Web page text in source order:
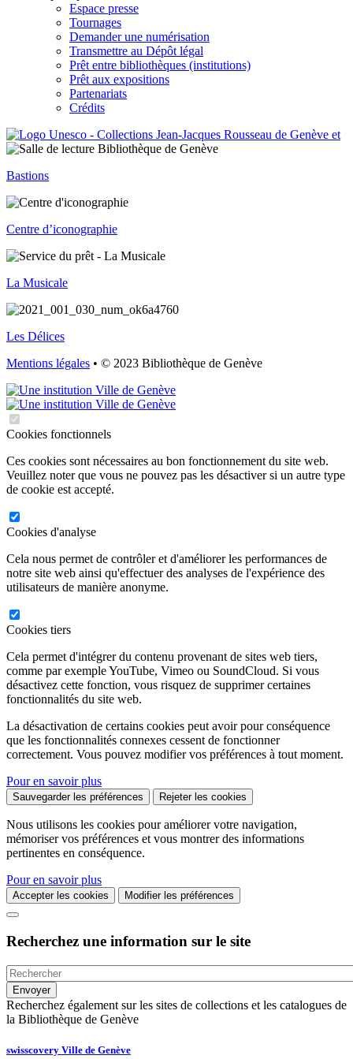
Espace presse
Tournages
Demander une numérisation
Transmettre au Dépôt légal
Prêt entre bibliothèques (institutions)
Prêt aux expositions
Partenariats
Crédits
Bastions
Centre d’iconographie
La Musicale
Les Délices
Mentions légales • © 2023 Bibliothèque de Genève
Cookies fonctionnels
Ces cookies sont nécessaires au bon fonctionnement du site web.
Veuillez noter que vous ne pouvez pas les désactiver si un autre type
de cookie est accepté.
Cookies d'analyse
Cela nous permet de contrôler et d'améliorer les performances de
notre site web ainsi qu'effectuer des analyses de l'expérience des
utilisateurs de manière anonyme.
Cookies tiers
Cela permet d'intégrer du contenu provenant de sites web tiers,
comme par exemple YouTube, Vimeo ou SoundCloud. Si vous
désactivez cette fonction, vous risquez de supprimer certaines
fonctionnalités du site web.
La désactivation de certains cookies peut avoir pour conséquence
que les fonctionnalités connexes cessent de fonctionner
correctement. Vous pouvez modifier vos préférences à tout moment.
Pour en savoir plus
Sauvegarder les préférences Rejeter les cookies
Nous utilisons les cookies pour améliorer votre navigation,
mémoriser vos préférences et vous montrer des informations
pertinentes en conséquence.
Pour en savoir plus
Accepter les cookies Modifier les préférences
Recherchez une information sur le site
Recherchez également sur les sites de collections et les catalogues de
la Bibliothèque de Genève
swisscovery Ville de Genève